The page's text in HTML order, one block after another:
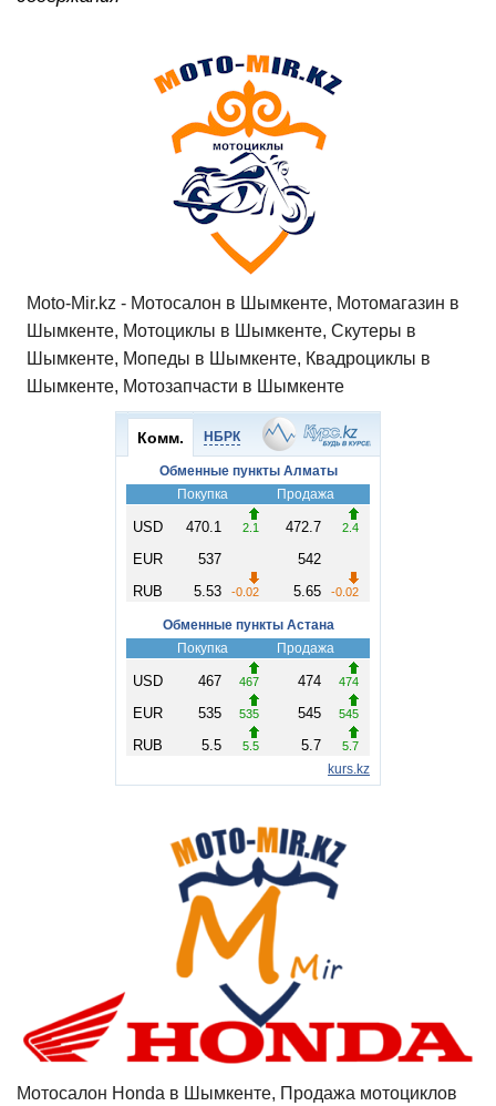
Moto-Mir.kz - Мотосалон в Шымкенте, Мотомагазин в
Шымкенте, Мотоциклы в Шымкенте, Скутеры в
Шымкенте, Мопеды в Шымкенте, Квадроциклы в
Шымкенте, Мотозапчасти в Шымкенте
Мотосалон Honda в Шымкенте, Продажа мотоциклов